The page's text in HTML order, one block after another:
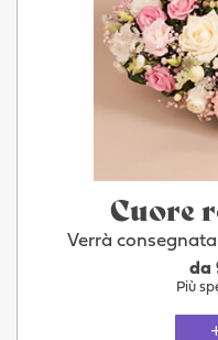
Cuore
Verrà
da
Più